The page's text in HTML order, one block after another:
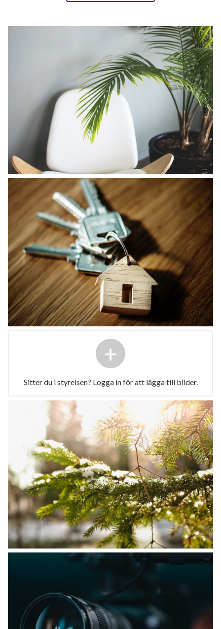
+
Sitter du i styrelsen? Logga in för att lägga till bilder.